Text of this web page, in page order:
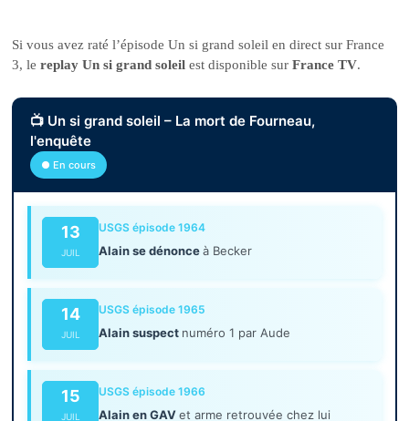
Si vous avez raté l’épisode Un si grand soleil en direct sur France
3, lereplay Un si grand soleil est disponible surFrance TV.
📺 Un si grand soleil – La mort de Fourneau,
l'enquête
● En cours
13
JUIL
USGS épisode 1964
Alain se dénonceà Becker
14
JUIL
USGS épisode 1965
Alain suspect numéro 1 par Aude
15
JUIL
USGS épisode 1966
Alain en GAVet arme retrouvée chez lui